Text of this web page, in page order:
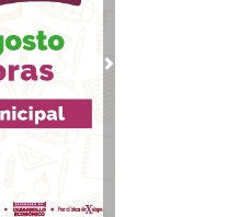
mil 800
Apoyo a la
de las
Next